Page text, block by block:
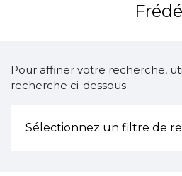
Pour affiner votre recherche,
recherche ci-dessous.
Sélectionnez un filtre de